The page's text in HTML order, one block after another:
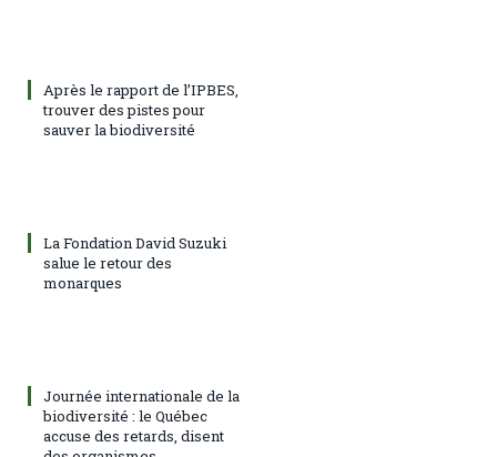
Après le rapport de l’IPBES,
trouver des pistes pour
sauver la biodiversité
La Fondation David Suzuki
salue le retour des
monarques
Journée internationale de la
biodiversité : le Québec
accuse des retards, disent